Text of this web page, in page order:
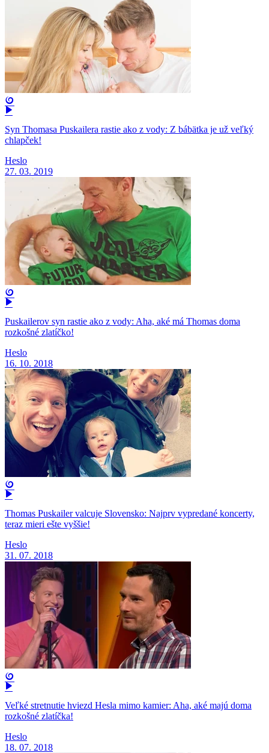
Syn Thomasa Puskailera rastie ako z vody: Z bábätka je už veľký
chlapček!
Heslo
27. 03. 2019
Puskailerov syn rastie ako z vody: Aha, aké má Thomas doma
rozkošné zlatíčko!
Heslo
16. 10. 2018
Thomas Puskailer valcuje Slovensko: Najprv vypredané koncerty,
teraz mieri ešte vyššie!
Heslo
31. 07. 2018
Veľké stretnutie hviezd Hesla mimo kamier: Aha, aké majú doma
rozkošné zlatíčka!
Heslo
18. 07. 2018